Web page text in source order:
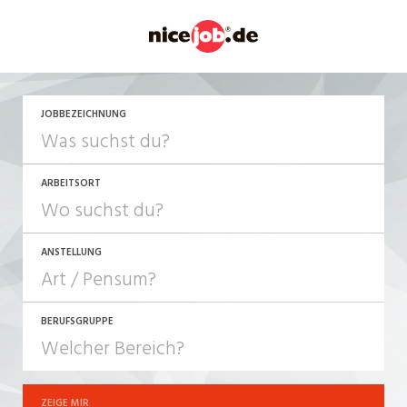
JOBBEZEICHNUNG
ARBEITSORT
ANSTELLUNG
JOB-TYP
Festanstellung
BERUFSGRUPPE
ZEIGE MIR